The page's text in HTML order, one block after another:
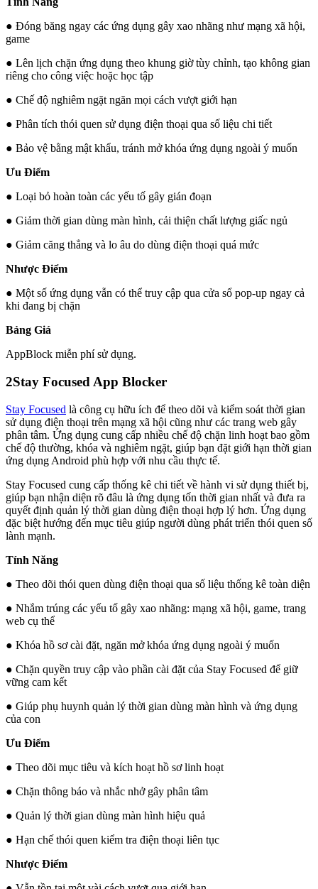
● Đóng băng ngay các ứng dụng gây xao nhãng như mạng xã hội,
game
● Lên lịch chặn ứng dụng theo khung giờ tùy chỉnh, tạo không gian
riêng cho công việc hoặc học tập
● Chế độ nghiêm ngặt ngăn mọi cách vượt giới hạn
● Phân tích thói quen sử dụng điện thoại qua số liệu chi tiết
● Bảo vệ bằng mật khẩu, tránh mở khóa ứng dụng ngoài ý muốn
Ưu Điểm
● Loại bỏ hoàn toàn các yếu tố gây gián đoạn
● Giảm thời gian dùng màn hình, cải thiện chất lượng giấc ngủ
● Giảm căng thẳng và lo âu do dùng điện thoại quá mức
Nhược Điểm
● Một số ứng dụng vẫn có thể truy cập qua cửa sổ pop-up ngay cả
khi đang bị chặn
Bảng Giá
AppBlock miễn phí sử dụng.
2Stay Focused App Blocker
Stay Focused là công cụ hữu ích để theo dõi và kiểm soát thời gian
sử dụng điện thoại trên mạng xã hội cũng như các trang web gây
phân tâm. Ứng dụng cung cấp nhiều chế độ chặn linh hoạt bao gồm
chế độ thường, khóa và nghiêm ngặt, giúp bạn đặt giới hạn thời gian
ứng dụng Android phù hợp với nhu cầu thực tế.
Stay Focused cung cấp thống kê chi tiết về hành vi sử dụng thiết bị,
giúp bạn nhận diện rõ đâu là ứng dụng tốn thời gian nhất và đưa ra
quyết định quản lý thời gian dùng điện thoại hợp lý hơn. Ứng dụng
đặc biệt hướng đến mục tiêu giúp người dùng phát triển thói quen số
lành mạnh.
Tính Năng
● Theo dõi thói quen dùng điện thoại qua số liệu thống kê toàn diện
● Nhắm trúng các yếu tố gây xao nhãng: mạng xã hội, game, trang
web cụ thể
● Khóa hồ sơ cài đặt, ngăn mở khóa ứng dụng ngoài ý muốn
● Chặn quyền truy cập vào phần cài đặt của Stay Focused để giữ
vững cam kết
● Giúp phụ huynh quản lý thời gian dùng màn hình và ứng dụng
của con
Ưu Điểm
● Theo dõi mục tiêu và kích hoạt hồ sơ linh hoạt
● Chặn thông báo và nhắc nhở gây phân tâm
● Quản lý thời gian dùng màn hình hiệu quả
● Hạn chế thói quen kiểm tra điện thoại liên tục
Nhược Điểm